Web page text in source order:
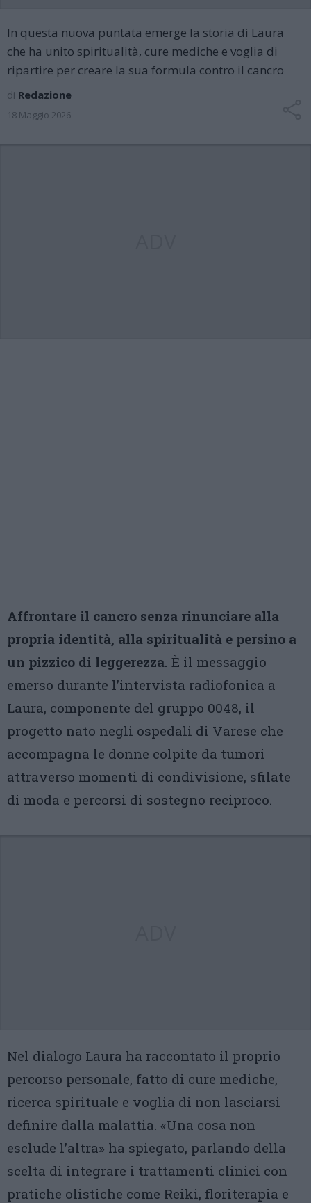
In questa nuova puntata emerge la storia di Laura
che ha unito spiritualità, cure mediche e voglia di
ripartire per creare la sua formula contro il cancro
di Redazione
18 Maggio 2026
Affrontare il cancro senza rinunciare alla
propria identità, alla spiritualità e persino a
un pizzico di leggerezza. È il messaggio
emerso durante l’intervista radiofonica a
Laura, componente del gruppo 0048, il
progetto nato negli ospedali di Varese che
accompagna le donne colpite da tumori
attraverso momenti di condivisione, sfilate
di moda e percorsi di sostegno reciproco.
Nel dialogo Laura ha raccontato il proprio
percorso personale, fatto di cure mediche,
ricerca spirituale e voglia di non lasciarsi
definire dalla malattia. «Una cosa non
esclude l’altra» ha spiegato, parlando della
scelta di integrare i trattamenti clinici con
pratiche olistiche come Reiki, floriterapia e